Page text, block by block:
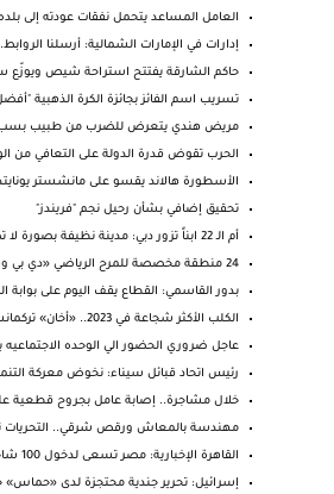
العامل المساعد يتحمل نفقات عودته إلى
إدارات في الإمارات الشمالية: أرسلنا
حاكم الشارقة يفتتح استراحة شيص ويوزّع
تسريب اسم الفائز بجائزة الكرة الذهبية
مريض هندي يتعرض للضرب من طبيب بسب
الحرب تقوض قدرة الدولة على التعافي من
الأسطورة هالاند يقسو على مانشستر
تحقيق إضافي بشأن رحيل نجم "فريندز"
أم الـ 22 ابناً تزور دبي: مدينة نظيفة بصورة لا تصدق
24 منطقة مخصصة للمرح الرياضي «دي بي ورلد كايت بيتش...
بدور القاسمي: القطاع يقف اليوم على بوابة
الكلب الأكثر شجاعة في 2023.. «أخان» تركمانستان
عاجل ضروري الحضور الي الوحده الاجتماعيه
رئيس اتحاد قبائل سيناء: نخوض معركة
خلال مشاجرة.. إصابة عامل بجروح قطعية
مهندسة بالمعاش ورقص شرقي.. التحريات
القاهرة الإخبارية: مصر تسعى لدخول 100 شاحنة مساعدا...
إسرائيل: تحرير جندية محتجزة لدى «حماس»